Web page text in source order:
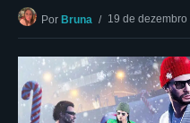
Por Bruna 19 de dezembro